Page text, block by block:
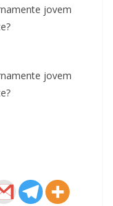
jovem
jovem